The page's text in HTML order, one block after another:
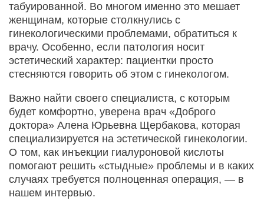
табуированной. Во многом именно это мешает
женщинам, которые столкнулись с
гинекологическими проблемами, обратиться к
врачу. Особенно, если патология носит
эстетический характер: пациентки просто
стесняются говорить об этом с гинекологом.
Важно найти своего специалиста, с которым
будет комфортно, уверена врач «Доброго
доктора» Алена Юрьевна Щербакова, которая
специализируется на эстетической гинекологии.
О том, как инъекции гиалуроновой кислоты
помогают решить «стыдные» проблемы и в каких
случаях требуется полноценная операция, — в
нашем интервью.